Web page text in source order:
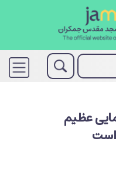
عظیم
است